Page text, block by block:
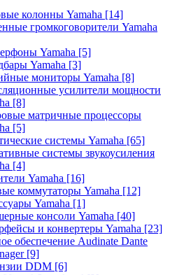
колонны Yamaha [14]
громкоговорители Yamaha
Yamaha [5]
Yamaha [3]
мониторы Yamaha [8]
усилители мощности
[8]
матричные процессоры
[5]
системы Yamaha [65]
системы звукоусиления
[4]
Yamaha [16]
коммутаторы Yamaha [12]
Yamaha [1]
консоли Yamaha [40]
и конвертеры Yamaha [23]
обеспечение Audinate Dante
[9]
DDM [6]